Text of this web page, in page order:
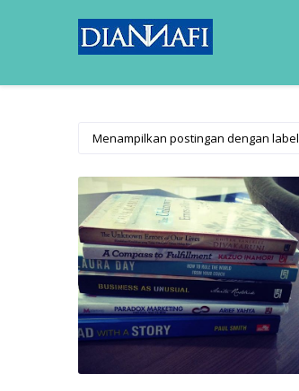
Menampilkan postingan dengan label